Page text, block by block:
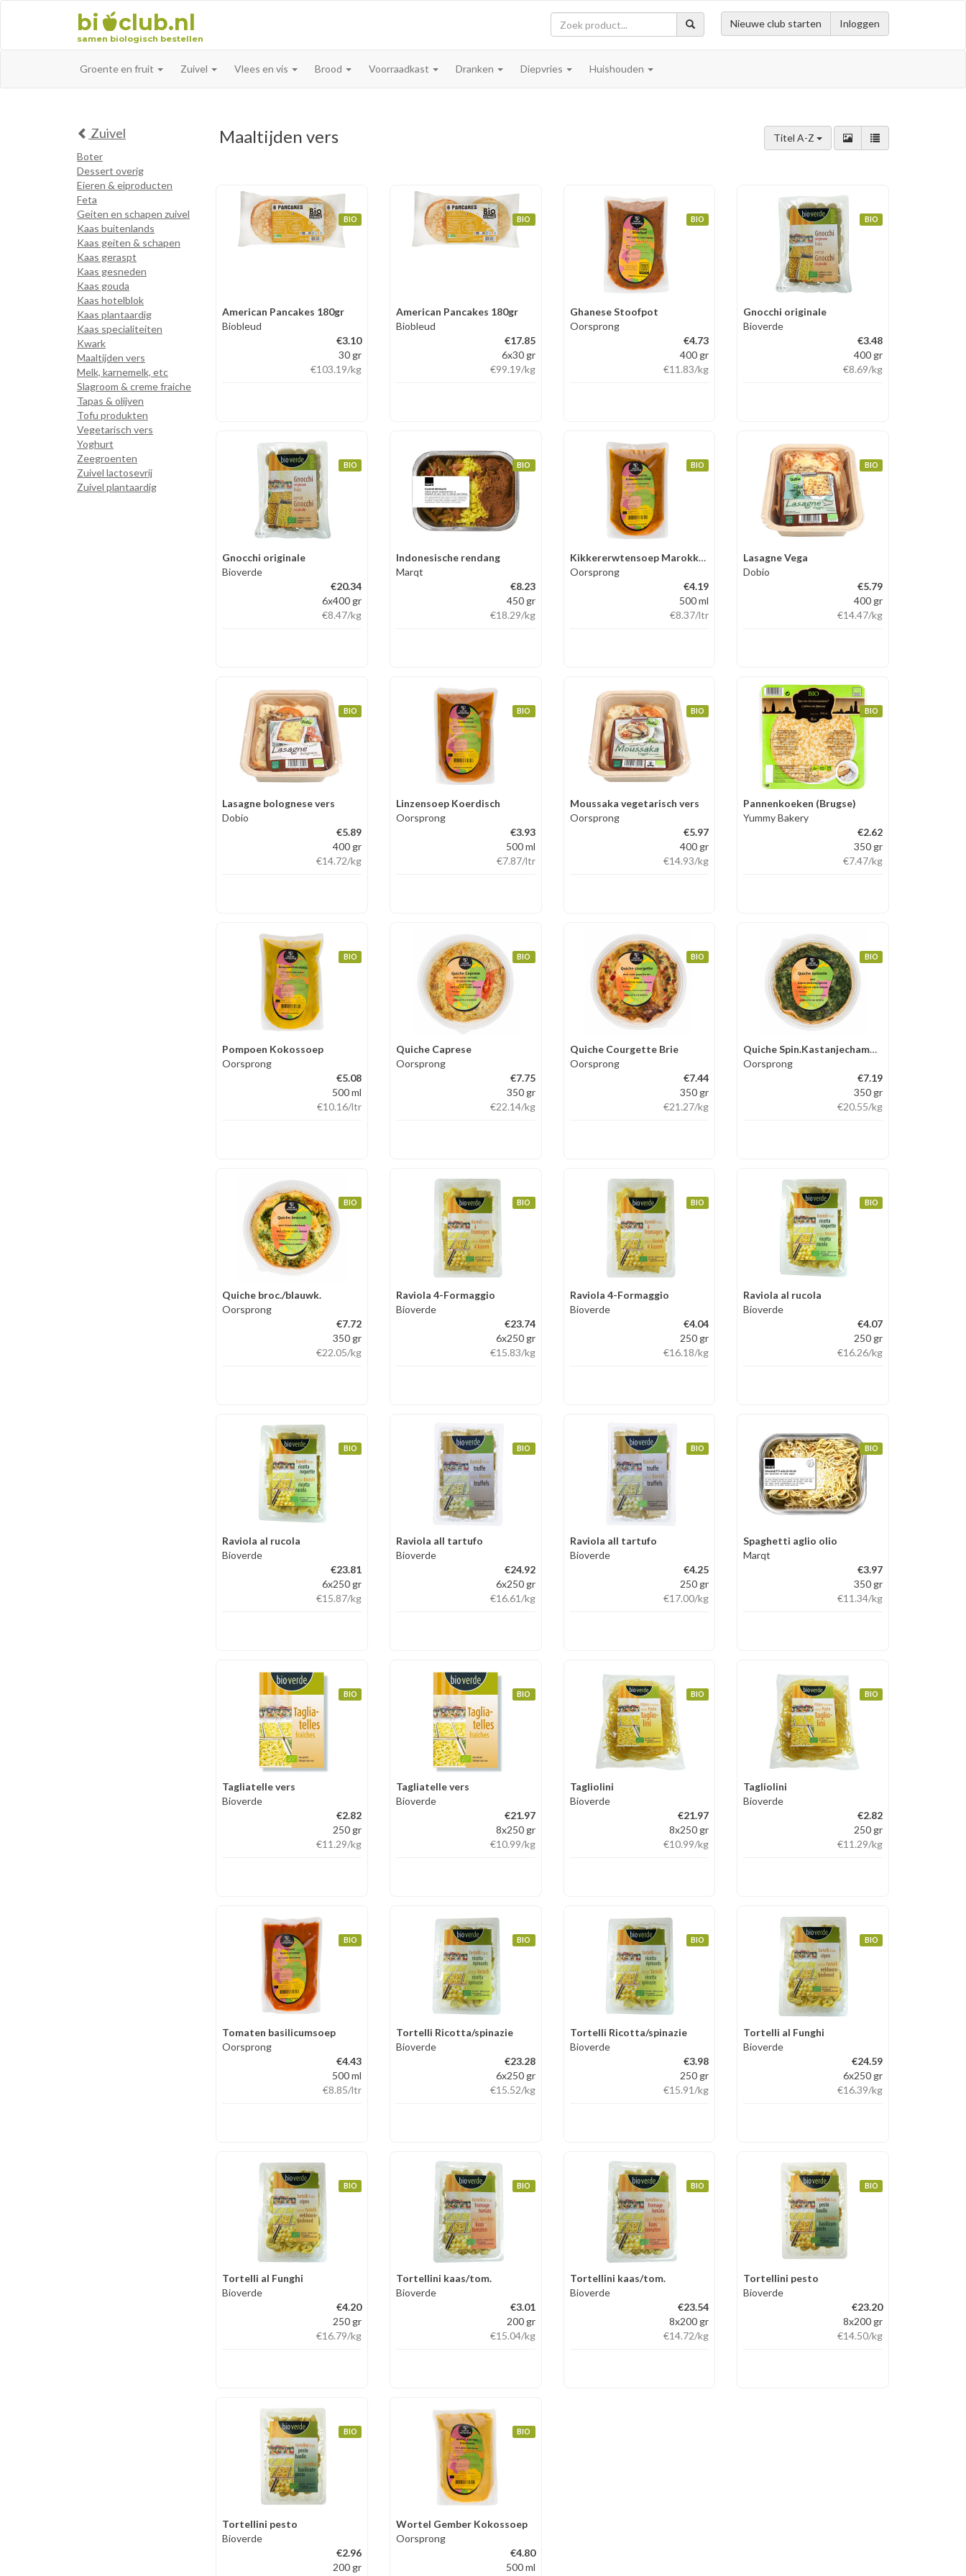
bi club.nl
samen biologisch bestellen
Nieuwe club starten Inloggen
Groente en fruit Zuivel Vlees en vis Brood Voorraadkast Dranken Diepvries Huishouden
Zuivel
Boter
Dessert overig
Eieren & eiproducten
Feta
Geiten en schapen zuivel
Kaas buitenlands
Kaas geiten & schapen
Kaas geraspt
Kaas gesneden
Kaas gouda
Kaas hotelblok
Kaas plantaardig
Kaas specialiteiten
Kwark
Maaltijden vers
Melk, karnemelk, etc
Slagroom & creme fraiche
Tapas & olijven
Tofu produkten
Vegetarisch vers
Yoghurt
Zeegroenten
Zuivel lactosevrij
Zuivel plantaardig
Maaltijden vers Titel A-Z
BIO
American Pancakes 180gr
Biobleud
€3.10
30 gr
€103.19/kg
BIO
American Pancakes 180gr
Biobleud
€17.85
6x30 gr
€99.19/kg
BIO
Ghanese Stoofpot
Oorsprong
€4.73
400 gr
€11.83/kg
BIO
Gnocchi originale
Bioverde
€3.48
400 gr
€8.69/kg
BIO
Gnocchi originale
Bioverde
€20.34
6x400 gr
€8.47/kg
BIO
Indonesische rendang
Marqt
€8.23
450 gr
€18.29/kg
BIO
Kikkererwtensoep Marokkaans
Oorsprong
€4.19
500 ml
€8.37/ltr
BIO
Lasagne Vega
Dobio
€5.79
400 gr
€14.47/kg
BIO
Lasagne bolognese vers
Dobio
€5.89
400 gr
€14.72/kg
BIO
Linzensoep Koerdisch
Oorsprong
€3.93
500 ml
€7.87/ltr
BIO
Moussaka vegetarisch vers
Oorsprong
€5.97
400 gr
€14.93/kg
BIO
Pannenkoeken (Brugse)
Yummy Bakery
€2.62
350 gr
€7.47/kg
BIO
Pompoen Kokossoep
Oorsprong
€5.08
500 ml
€10.16/ltr
BIO
Quiche Caprese
Oorsprong
€7.75
350 gr
€22.14/kg
BIO
Quiche Courgette Brie
Oorsprong
€7.44
350 gr
€21.27/kg
BIO
Quiche Spin.Kastanjechampign.
Oorsprong
€7.19
350 gr
€20.55/kg
BIO
Quiche broc./blauwk.
Oorsprong
€7.72
350 gr
€22.05/kg
BIO
Raviola 4-Formaggio
Bioverde
€23.74
6x250 gr
€15.83/kg
BIO
Raviola 4-Formaggio
Bioverde
€4.04
250 gr
€16.18/kg
BIO
Raviola al rucola
Bioverde
€4.07
250 gr
€16.26/kg
BIO
Raviola al rucola
Bioverde
€23.81
6x250 gr
€15.87/kg
BIO
Raviola all tartufo
Bioverde
€24.92
6x250 gr
€16.61/kg
BIO
Raviola all tartufo
Bioverde
€4.25
250 gr
€17.00/kg
BIO
Spaghetti aglio olio
Marqt
€3.97
350 gr
€11.34/kg
BIO
Tagliatelle vers
Bioverde
€2.82
250 gr
€11.29/kg
BIO
Tagliatelle vers
Bioverde
€21.97
8x250 gr
€10.99/kg
BIO
Tagliolini
Bioverde
€21.97
8x250 gr
€10.99/kg
BIO
Tagliolini
Bioverde
€2.82
250 gr
€11.29/kg
BIO
Tomaten basilicumsoep
Oorsprong
€4.43
500 ml
€8.85/ltr
BIO
Tortelli Ricotta/spinazie
Bioverde
€23.28
6x250 gr
€15.52/kg
BIO
Tortelli Ricotta/spinazie
Bioverde
€3.98
250 gr
€15.91/kg
BIO
Tortelli al Funghi
Bioverde
€24.59
6x250 gr
€16.39/kg
BIO
Tortelli al Funghi
Bioverde
€4.20
250 gr
€16.79/kg
BIO
Tortellini kaas/tom.
Bioverde
€3.01
200 gr
€15.04/kg
BIO
Tortellini kaas/tom.
Bioverde
€23.54
8x200 gr
€14.72/kg
BIO
Tortellini pesto
Bioverde
€23.20
8x200 gr
€14.50/kg
BIO
Tortellini pesto
Bioverde
€2.96
200 gr
BIO
Wortel Gember Kokossoep
Oorsprong
€4.80
500 ml